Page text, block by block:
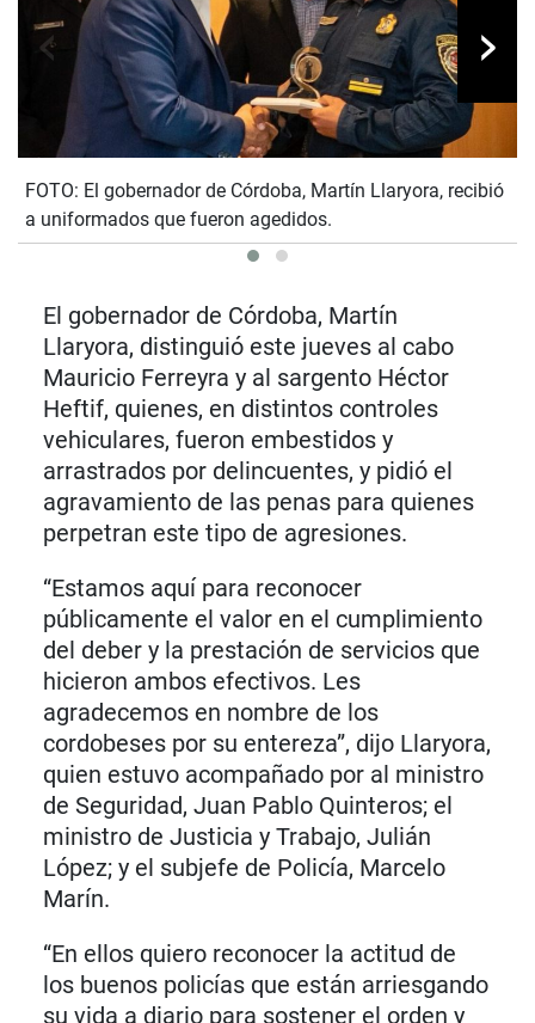
FOTO: El gobernador de Córdoba, Martín Llaryora, recibió
a uniformados que fueron agedidos.
‹ ›
El gobernador de Córdoba, Martín
Llaryora, distinguió este jueves al cabo
Mauricio Ferreyra y al sargento Héctor
Heftif, quienes, en distintos controles
vehiculares, fueron embestidos y
arrastrados por delincuentes, y pidió el
agravamiento de las penas para quienes
perpetran este tipo de agresiones.
“Estamos aquí para reconocer
públicamente el valor en el cumplimiento
del deber y la prestación de servicios que
hicieron ambos efectivos. Les
agradecemos en nombre de los
cordobeses por su entereza”, dijo Llaryora,
quien estuvo acompañado por al ministro
de Seguridad, Juan Pablo Quinteros; el
ministro de Justicia y Trabajo, Julián
López; y el subjefe de Policía, Marcelo
Marín.
“En ellos quiero reconocer la actitud de
los buenos policías que están arriesgando
su vida a diario para sostener el orden y